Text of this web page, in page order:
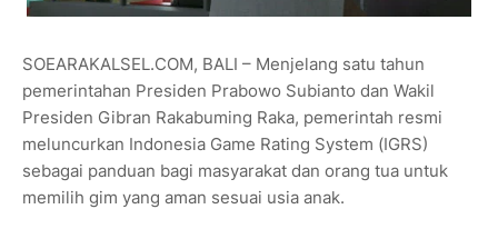
SOEARAKALSEL.COM, BALI – Menjelang satu tahun
pemerintahan Presiden Prabowo Subianto dan Wakil
Presiden Gibran Rakabuming Raka, pemerintah resmi
meluncurkan Indonesia Game Rating System (IGRS)
sebagai panduan bagi masyarakat dan orang tua untuk
memilih gim yang aman sesuai usia anak.